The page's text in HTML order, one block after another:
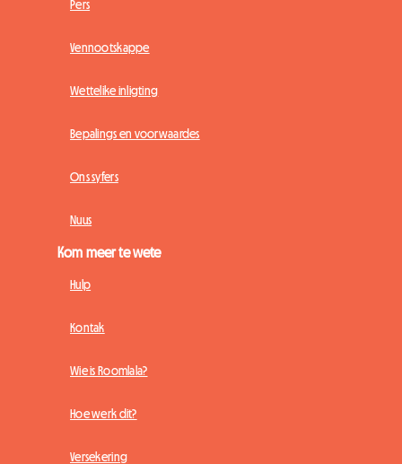
Pers
Vennootskappe
Wettelike inligting
Bepalings en voorwaardes
Ons syfers
Nuus
Kom meer te wete
Hulp
Kontak
Wie is Roomlala?
Hoe werk dit?
Versekering